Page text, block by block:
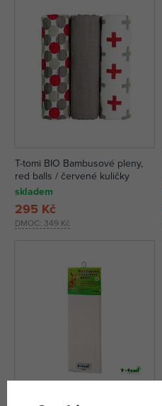
T-tomi BIO Bambusové pleny,
red balls / červené kuličky
skladem
DMOC: 349 Kč
295 Kč